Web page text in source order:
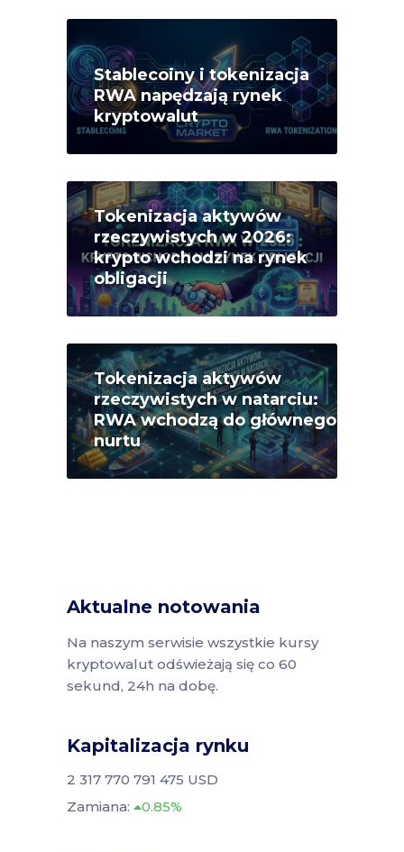
Stablecoiny i tokenizacja
RWA napędzają rynek
kryptowalut
Tokenizacja aktywów
rzeczywistych w 2026:
krypto wchodzi na rynek
obligacji
Tokenizacja aktywów
rzeczywistych w natarciu:
RWA wchodzą do głównego
nurtu
Aktualne notowania
Na naszym serwisie wszystkie kursy
kryptowalut odświeżają się co 60
sekund, 24h na dobę.
Kapitalizacja rynku
2 317 770 791 475 USD
Zamiana:
0.85%